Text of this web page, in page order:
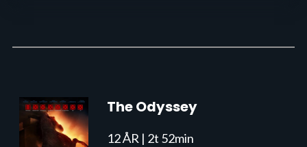
The Odyssey
12 ÅR | 2t 52min